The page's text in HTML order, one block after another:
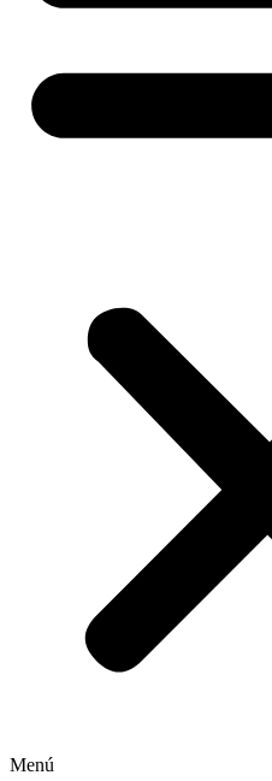
Menú